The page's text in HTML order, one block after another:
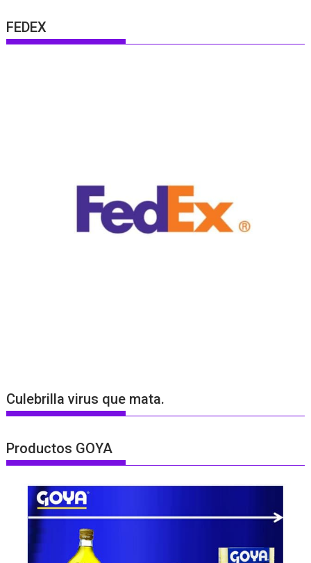
FEDEX
Culebrilla virus que mata.
Productos GOYA